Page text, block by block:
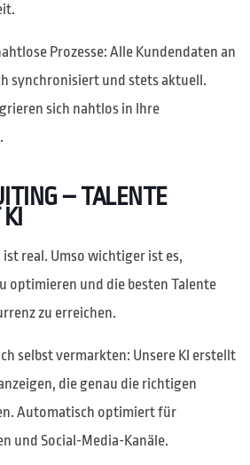
Prozesse: Alle Kundendaten an
synchronisiert und stets aktuell.
sich nahtlos in Ihre
– TALENTE
real. Umso wichtiger ist es,
optimieren und die besten Talente
zu erreichen.
selbst vermarkten: Unsere KI erstellt
die genau die richtigen
Automatisch optimiert für
und Social-Media-Kanäle.